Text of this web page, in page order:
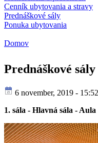
Cenník ubytovania a stravy
Prednáškové sály
Ponuka ubytovania
Domov
Prednáškové sály
6 november, 2019 - 15:52
1. sála - Hlavná sála - Aula